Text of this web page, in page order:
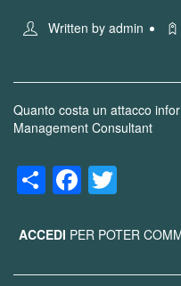
Written by admin
Quanto costa un attacco
Management Consultant
Share
ACCEDI PER POTER